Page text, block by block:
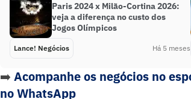
Paris 2024 x Milão-Cortina 2026:
veja a diferença no custo dos
Jogos Olímpicos
Lance! Negócios Há 5 meses
➡️ Acompanhe os negócios no
no WhatsApp